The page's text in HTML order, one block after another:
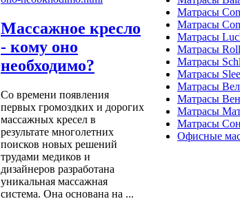
Массажное кресло
- кому оно
необходимо?
Со времени появления
первых громоздких и дорогих
массажных кресел в
результате многолетних
поисков новых решений
трудами медиков и
дизайнеров разработана
уникальная массажная
система. Она основана на ...
Матрасы
Матрасы
Матрасы
Матрасы
Матрасы
Матрасы
Матрасы
Матрасы
Матрасы
Матрасы
Офисные